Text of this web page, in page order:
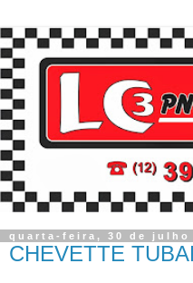
quarta-feira, 30 de julho
CHEVETTE